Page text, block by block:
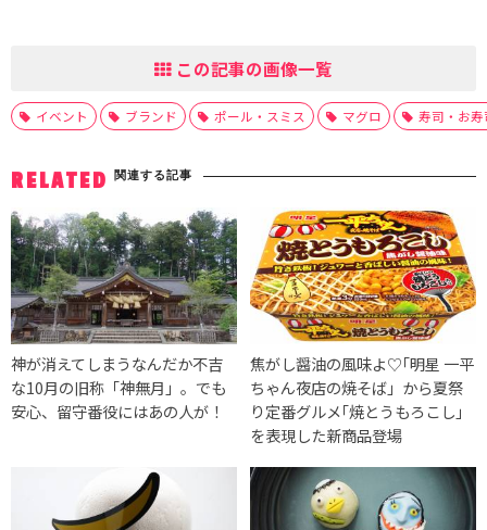
この記事の画像一覧
イベント ブランド ポール・スミス マグロ 寿司・お寿
RELATED 関連する記事
神が消えてしまうなんだか不吉
な10月の旧称「神無月」。でも
安心、留守番役にはあの人が！
焦がし醤油の風味よ♡｢明星 一平
ちゃん夜店の焼そば」から夏祭
り定番グルメ｢焼とうもろこし｣
を表現した新商品登場